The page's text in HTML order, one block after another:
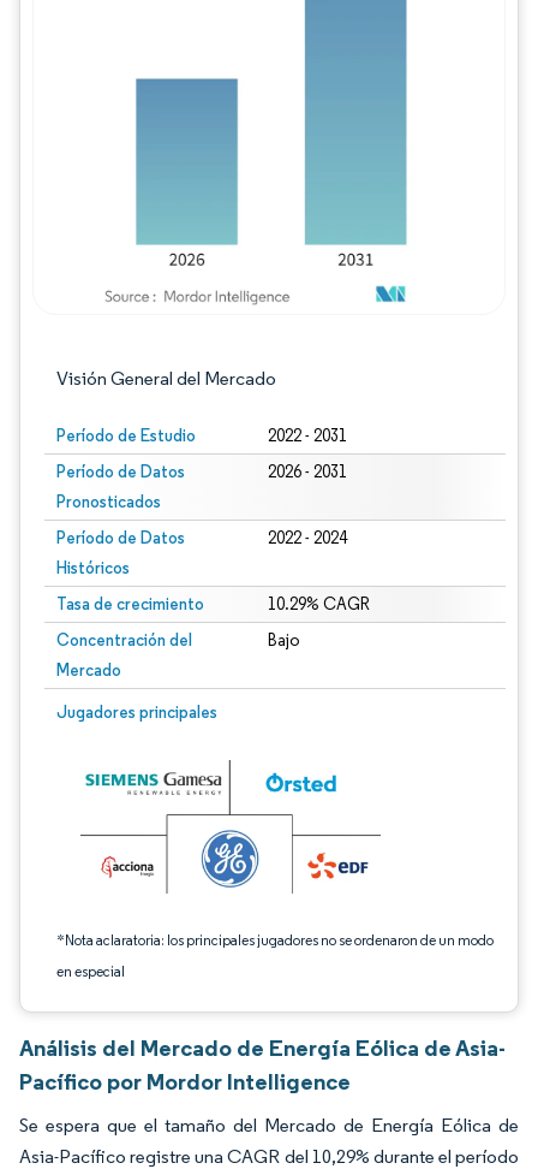
Visión General del Mercado
Período de Estudio 2022 - 2031
Período de Datos
Pronosticados
2026 - 2031
Período de Datos
Históricos
2022 - 2024
Tasa de crecimiento 10.29% CAGR
Concentración del
Mercado
Bajo
Jugadores principales
*Nota aclaratoria: los principales jugadores no se ordenaron de un modo
en especial
Imagen © Mordor Intelligence. El uso requiere atribución según CC BY 4.0.
Análisis del Mercado de Energía Eólica de Asia-
Pacífico por Mordor Intelligence
Se espera que el tamaño del Mercado de Energía Eólica de
Asia-Pacífico registre una CAGR del 10,29% durante el período